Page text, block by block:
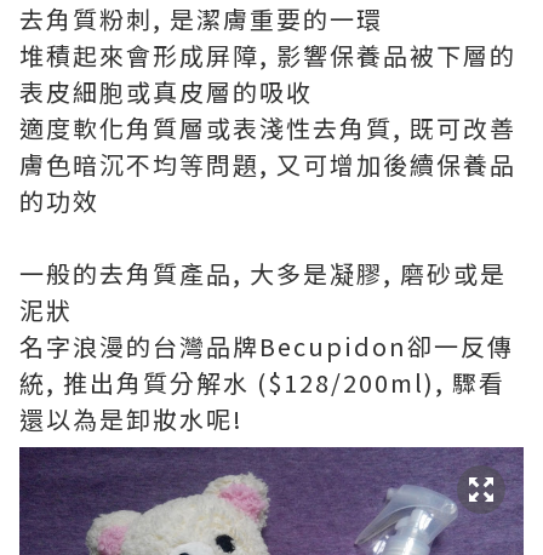
去角質粉刺, 是潔膚重要的一環
堆積起來會形成屏障, 影響保養品被下層的
表皮細胞或真皮層的吸收
適度軟化角質層或表淺性去角質, 既可改善
膚色暗沉不均等問題, 又可增加後續保養品
的功效
一般的去角質產品, 大多是凝膠, 磨砂或是
泥狀
名字浪漫的台灣品牌Becupidon卻一反傳
統, 推出角質分解水 ($128/200ml), 驟看
還以為是卸妝水呢!